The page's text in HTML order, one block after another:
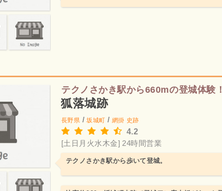
テクノさかき駅から660mの登城体験！
狐落城跡
長野県 /坂城町 / 網掛 史跡
4.2
[土日月火水木金] 24時間営業
テクノさかき駅から歩いて登城。